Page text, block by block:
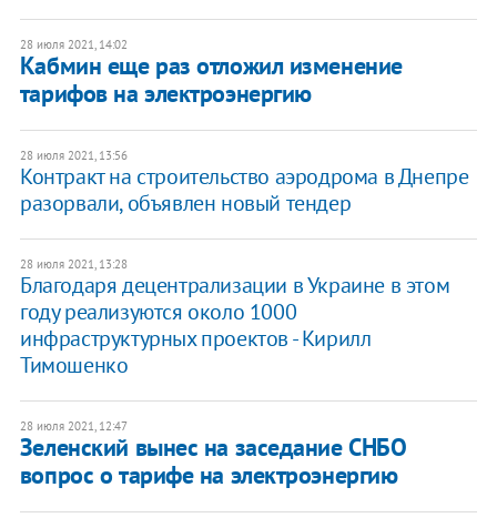
28 июля 2021, 14:02
Кабмин еще раз отложил изменение
тарифов на электроэнергию
28 июля 2021, 13:56
​Контракт на строительство аэродрома в Днепре
разорвали, объявлен новый тендер
28 июля 2021, 13:28
Благодаря децентрализации в Украине в этом
году реализуются около 1000
инфраструктурных проектов - Кирилл
Тимошенко
28 июля 2021, 12:47
Зеленский вынес на заседание СНБО
вопрос о тарифе на электроэнергию